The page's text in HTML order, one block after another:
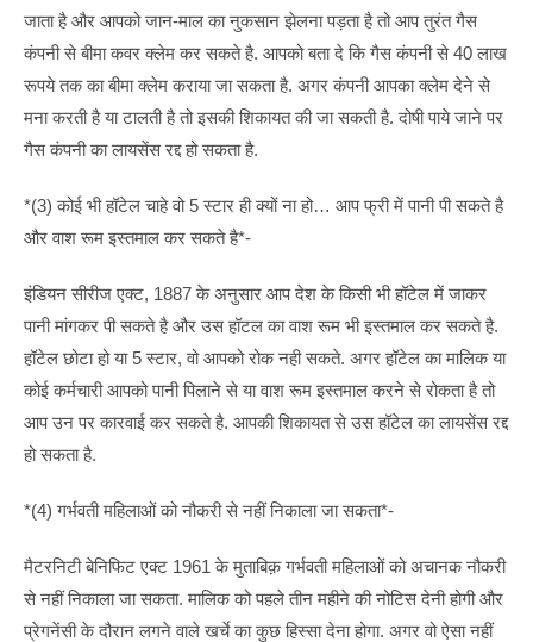
जाता है और आपको जान-माल का नुकसान झेलना पड़ता है तो आप तुरंत गैस
कंपनी से बीमा कवर क्लेम कर सकते है. आपको बता दे कि गैस कंपनी से 40 लाख
रूपये तक का बीमा क्लेम कराया जा सकता है. अगर कंपनी आपका क्लेम देने से
मना करती है या टालती है तो इसकी शिकायत की जा सकती है. दोषी पाये जाने पर
गैस कंपनी का लायसेंस रद्द हो सकता है.
*(3) कोई भी हॉटेल चाहे वो 5 स्टार ही क्यों ना हो… आप फ्री में पानी पी सकते है
और वाश रूम इस्तमाल कर सकते है*-
इंडियन सीरीज एक्ट, 1887 के अनुसार आप देश के किसी भी हॉटेल में जाकर
पानी मांगकर पी सकते है और उस हॉटल का वाश रूम भी इस्तमाल कर सकते है.
हॉटेल छोटा हो या 5 स्टार, वो आपको रोक नही सकते. अगर हॉटेल का मालिक या
कोई कर्मचारी आपको पानी पिलाने से या वाश रूम इस्तमाल करने से रोकता है तो
आप उन पर कारवाई कर सकते है. आपकी शिकायत से उस हॉटेल का लायसेंस रद्द
हो सकता है.
*(4) गर्भवती महिलाओं को नौकरी से नहीं निकाला जा सकता*-
मैटरनिटी बेनिफिट एक्ट 1961 के मुताबिक़ गर्भवती महिलाओं को अचानक नौकरी
से नहीं निकाला जा सकता. मालिक को पहले तीन महीने की नोटिस देनी होगी और
प्रेगनेंसी के दौरान लगने वाले खर्चे का कुछ हिस्सा देना होगा. अगर वो ऐसा नहीं